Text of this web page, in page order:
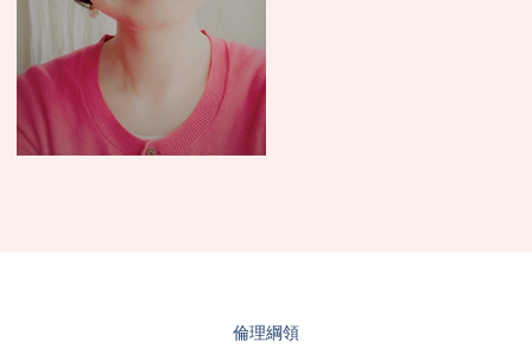
倫理綱領